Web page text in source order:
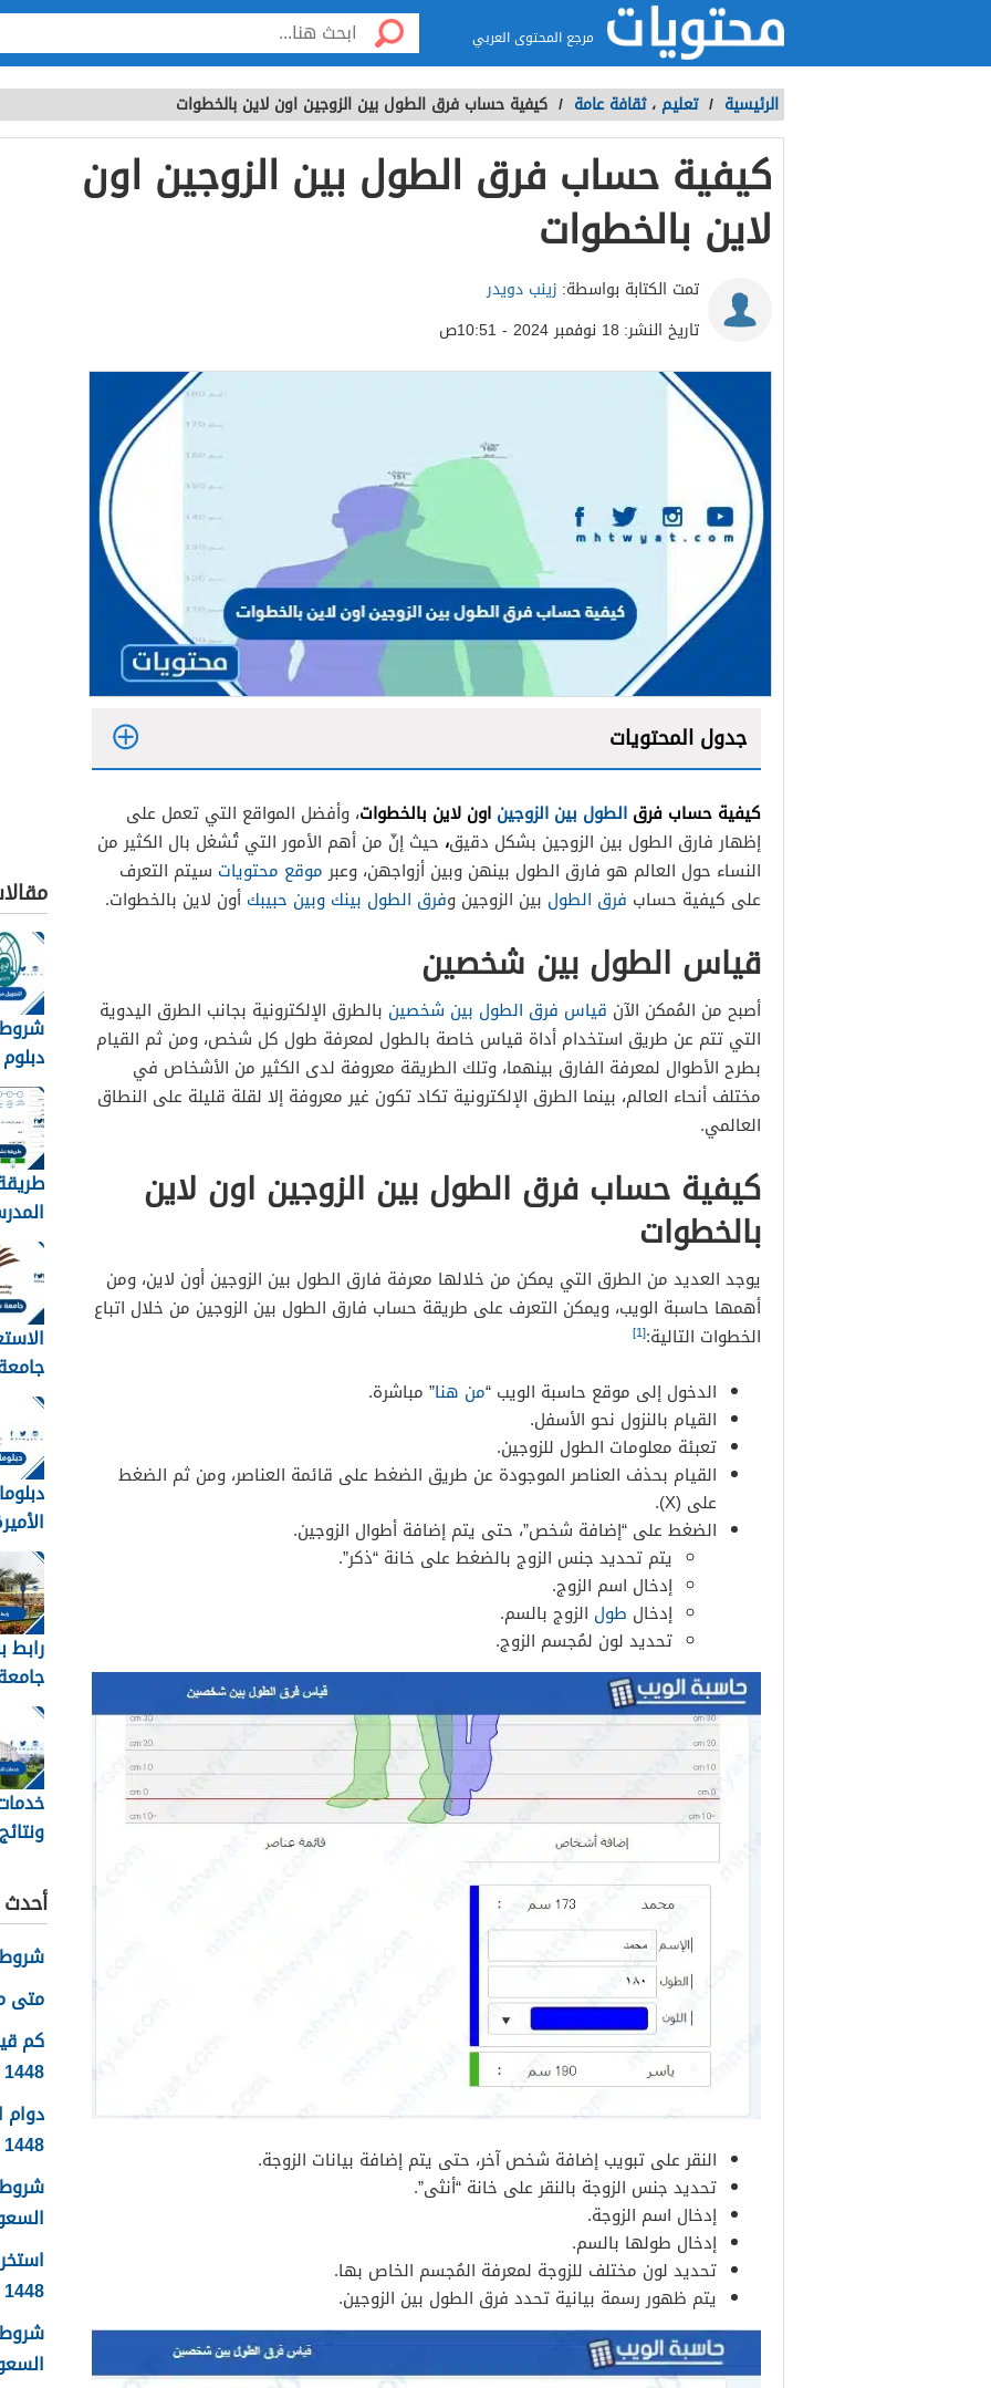
مرجع المحتوى العربي
الرئيسية / تعليم ، ثقافة عامة / كيفية حساب فرق الطول بين الزوجين اون لاين بالخطوات
كيفية حساب فرق الطول بين الزوجين اون
لاين بالخطوات
تمت الكتابة بواسطة: زينب دويدر
تاريخ النشر: 18 نوفمبر 2024 - 10:51ص
جدول المحتويات
كيفية حساب فرق الطول بين الزوجين اون لاين بالخطوات، وأفضل المواقع التي تعمل على
إظهار فارق الطول بين الزوجين بشكل دقيق، حيث إنّ من أهم الأمور التي تُشغل بال الكثير من
النساء حول العالم هو فارق الطول بينهن وبين أزواجهن، وعبرموقع محتويات سيتم التعرف
على كيفية حساب فرق الطول بين الزوجين وفرق الطول بينك وبين حبيبك أون لاين بالخطوات.
قياس الطول بين شخصين
أصبح من المُمكن الآن قياس فرق الطول بين شخصين بالطرق الإلكترونية بجانب الطرق اليدوية
التي تتم عن طريق استخدام أداة قياس خاصة بالطول لمعرفة طول كل شخص، ومن ثم القيام
بطرح الأطوال لمعرفة الفارق بينهما، وتلك الطريقة معروفة لدى الكثير من الأشخاص في
مختلف أنحاء العالم، بينما الطرق الإلكترونية تكاد تكون غير معروفة إلا لقلة قليلة على النطاق
العالمي.
كيفية حساب فرق الطول بين الزوجين اون لاين
بالخطوات
يوجد العديد من الطرق التي يمكن من خلالها معرفة فارق الطول بين الزوجين أون لاين، ومن
أهمها حاسبة الويب، ويمكن التعرف على طريقة حساب فارق الطول بين الزوجين من خلال اتباع
الخطوات التالية:[1]
الدخول إلى موقع حاسبة الويب “من هنا” مباشرة.
القيام بالنزول نحو الأسفل.
تعبئة معلومات الطول للزوجين.
القيام بحذف العناصر الموجودة عن طريق الضغط على قائمة العناصر، ومن ثم الضغط
على (Χ).
الضغط على “إضافة شخص”، حتى يتم إضافة أطوال الزوجين.
يتم تحديد جنس الزوج بالضغط على خانة “ذكر”.
إدخال اسم الزوج.
إدخال طول الزوج بالسم.
تحديد لون لمُجسم الزوج.
النقر على تبويب إضافة شخص آخر، حتى يتم إضافة بيانات الزوجة.
تحديد جنس الزوجة بالنقر على خانة “أنثى”.
إدخال اسم الزوجة.
إدخال طولها بالسم.
تحديد لون مختلف للزوجة لمعرفة المُجسم الخاص بها.
يتم ظهور رسمة بيانية تحدد فرق الطول بين الزوجين.
نورة 1448
نظام
1448
رابط
kau
1448
أحدث
شروط
متى
1448
1448
1448 الرابط والشروط بالتفصيل
شروط